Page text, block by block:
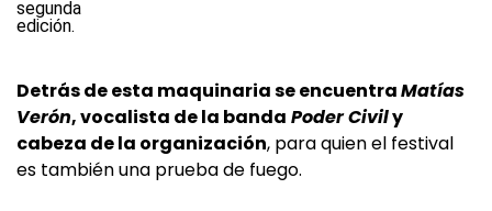
Detrás de esta maquinaria se encuentraMatías
Verón, vocalista de la banda Poder Civily
cabeza de la organización, para quien el festival
es también una prueba de fuego.